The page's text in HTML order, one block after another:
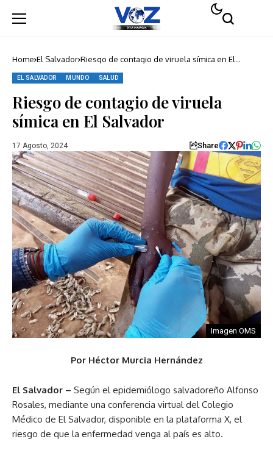
Home El Salvador Riesgo de contagio de viruela símica en El
EL SALVADOR MUNDO SALUD
Riesgo de contagio de viruela
símica en El Salvador
17 Agosto, 2024 Share
Imagen OMS
Por Héctor Murcia Hernández
El Salvador – Según el epidemiólogo salvadoreño Alfonso
Rosales, mediante una conferencia virtual del Colegio
Médico de El Salvador, disponible en la plataforma X, el
riesgo de que la enfermedad venga al país es alto.